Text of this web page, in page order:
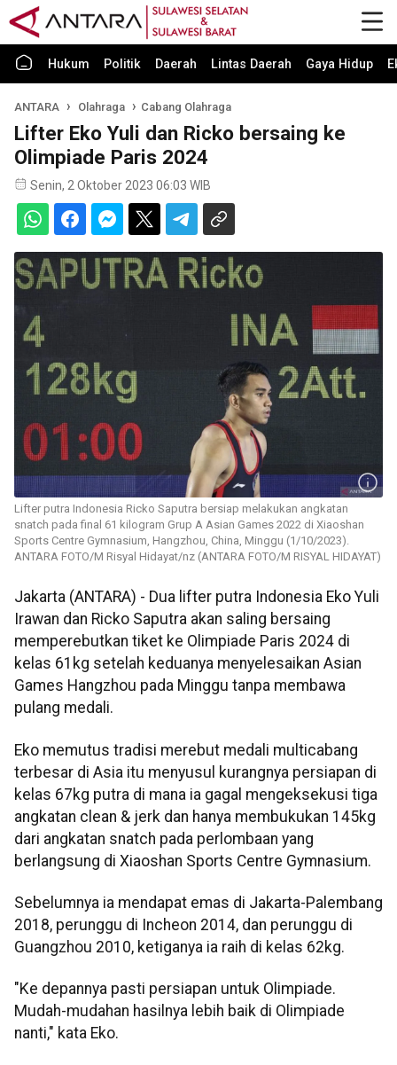
Hukum Politik Daerah Lintas Daerah Gaya Hidup
ANTARA Olahraga Cabang Olahraga
Lifter Eko Yuli dan Ricko bersaing ke
Olimpiade Paris 2024
Senin, 2 Oktober 2023 06:03 WIB
Lifter putra Indonesia Ricko Saputra bersiap melakukan angkatan
snatch pada final 61 kilogram Grup A Asian Games 2022 di Xiaoshan
Sports Centre Gymnasium, Hangzhou, China, Minggu (1/10/2023).
ANTARA FOTO/M Risyal Hidayat/nz (ANTARA FOTO/M RISYAL HIDAYAT)
Jakarta (ANTARA) - Dua lifter putra Indonesia Eko Yuli
Irawan dan Ricko Saputra akan saling bersaing
memperebutkan tiket ke Olimpiade Paris 2024 di
kelas 61kg setelah keduanya menyelesaikan Asian
Games Hangzhou pada Minggu tanpa membawa
pulang medali.
Eko memutus tradisi merebut medali multicabang
terbesar di Asia itu menyusul kurangnya persiapan di
kelas 67kg putra di mana ia gagal mengeksekusi tiga
angkatan clean & jerk dan hanya membukukan 145kg
dari angkatan snatch pada perlombaan yang
berlangsung di Xiaoshan Sports Centre Gymnasium.
Sebelumnya ia mendapat emas di Jakarta-Palembang
2018, perunggu di Incheon 2014, dan perunggu di
Guangzhou 2010, ketiganya ia raih di kelas 62kg.
"Ke depannya pasti persiapan untuk Olimpiade.
Mudah-mudahan hasilnya lebih baik di Olimpiade
nanti," kata Eko.